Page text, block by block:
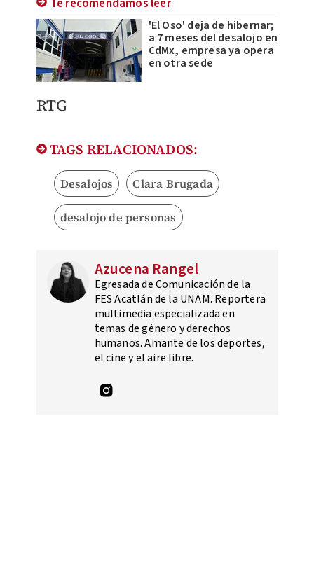
Te recomendamos leer
'El Oso' deja de hibernar;
a 7 meses del desalojo en
CdMx, empresa ya opera
en otra sede
RTG
TAGS RELACIONADOS:
Desalojos Clara Brugada
desalojo de personas
Azucena Rangel
Egresada de Comunicación de la
FES Acatlán de la UNAM. Reportera
multimedia especializada en
temas de género y derechos
humanos. Amante de los deportes,
el cine y el aire libre.